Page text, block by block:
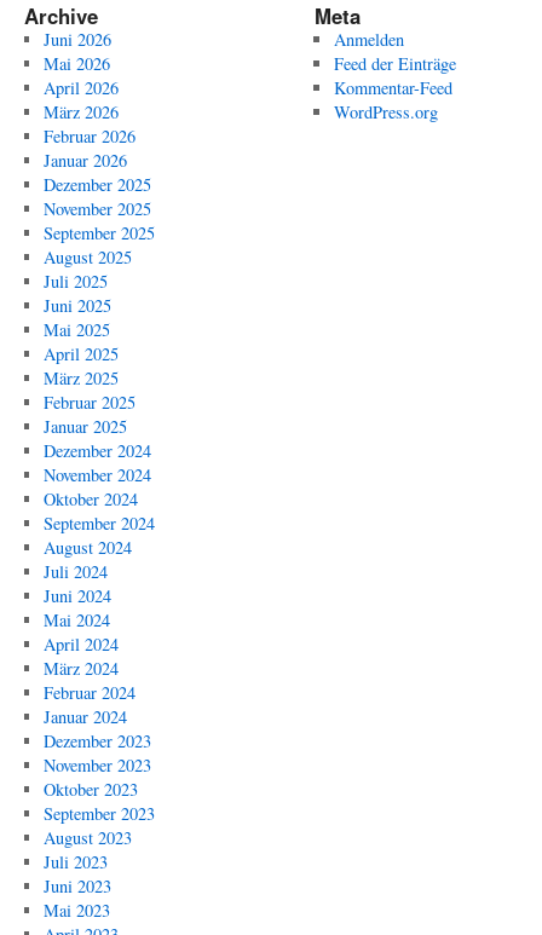
Archive
Juni 2026
Mai 2026
April 2026
März 2026
Februar 2026
Januar 2026
Dezember 2025
November 2025
September 2025
August 2025
Juli 2025
Juni 2025
Mai 2025
April 2025
März 2025
Februar 2025
Januar 2025
Dezember 2024
November 2024
Oktober 2024
September 2024
August 2024
Juli 2024
Juni 2024
Mai 2024
April 2024
März 2024
Februar 2024
Januar 2024
Dezember 2023
November 2023
Oktober 2023
September 2023
August 2023
Juli 2023
Juni 2023
Mai 2023
Meta
Anmelden
Feed der Einträge
Kommentar-Feed
WordPress.org